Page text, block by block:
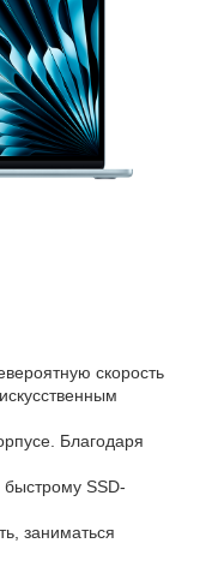
скорость
Благодаря
быстрому SSD-
заниматься